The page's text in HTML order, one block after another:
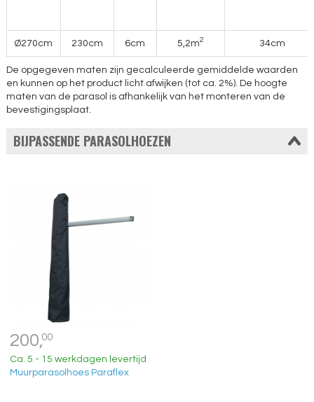
Ø270cm 230cm 6cm 5,2m2 34cm
De opgegeven maten zijn gecalculeerde gemiddelde waarden
en kunnen op het product licht afwijken (tot ca. 2%). De hoogte
maten van de parasol is afhankelijk van het monteren van de
bevestigingsplaat.
BIJPASSENDE PARASOLHOEZEN
200,00
Ca. 5 - 15 werkdagen levertijd
Muurparasolhoes Paraflex